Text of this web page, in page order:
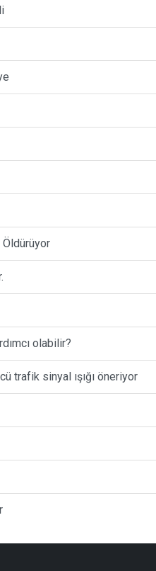
Öldürüyor
olabilir?
trafik sinyal ışığı öneriyor